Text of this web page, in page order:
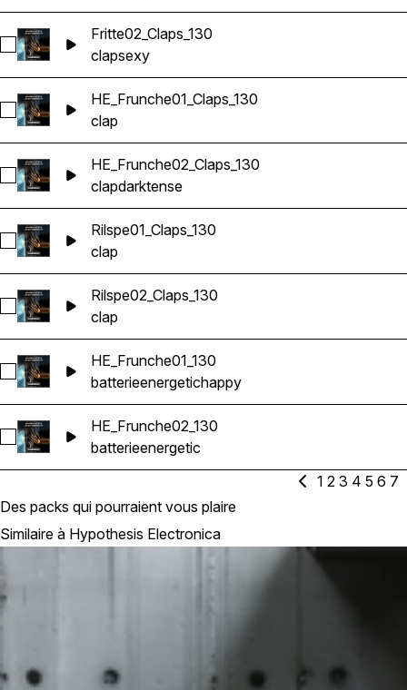
Sélectionnez Fritte02_Claps_130
Fritte02_Claps_130
clapsexy
Sélectionnez HE_Frunche01_Claps_130
HE_Frunche01_Claps_130
clap
Sélectionnez HE_Frunche02_Claps_130
HE_Frunche02_Claps_130
clapdarktense
Sélectionnez Rilspe01_Claps_130
Rilspe01_Claps_130
clap
Sélectionnez Rilspe02_Claps_130
Rilspe02_Claps_130
clap
Sélectionnez HE_Frunche01_130
HE_Frunche01_130
batterieenergetichappy
Sélectionnez HE_Frunche02_130
HE_Frunche02_130
batterieenergetic
1 2 3 4 5 6 7
Des packs qui pourraient vous plaire
Similaire à Hypothesis Electronica